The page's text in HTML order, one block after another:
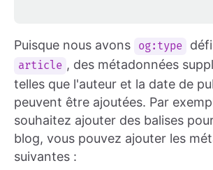
Puisque nous avons og:type
article , des métadonnées
telles que l'auteur et la date de
peuvent être ajoutées. Par
souhaitez ajouter des balises
blog, vous pouvez ajouter les
suivantes :